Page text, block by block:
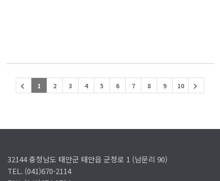
1 2 3 4 5 6 7 8 9 10
32144 충청남도 태안군 태안읍 군청로 1 (남문리 90)
TEL. (041)670-2114